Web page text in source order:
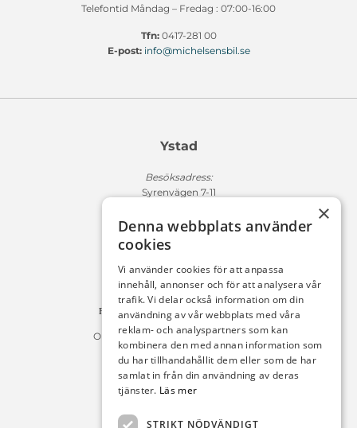
Telefontid Måndag – Fredag : 07:00-16:00
Tfn:0417-281 00
E-post: info@michelsensbil.se
Ystad
Besöksadress:
Syrenvägen 7-11
Fakturaadress:
Michelsens Bil AB /ePP
10654 Stockholm
Fakturan måste innehålla referensnummer!
Organisationsnummer 556225-9142
Öppettider:
Bilförsäljning
Lördag : 10:00-14:00
×
Denna webbplats använder
cookies
Vi använder cookies för att anpassa
innehåll, annonser och för att analysera vår
trafik. Vi delar också information om din
användning av vår webbplats med våra
reklam- och analyspartners som kan
kombinera den med annan information som
du har tillhandahållit dem eller som de har
samlat in från din användning av deras
tjänster. Läs mer
STRIKT NÖDVÄNDIGT